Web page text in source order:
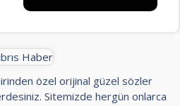
Haber
özel orijinal güzel sözler
Sitemizde hergün onlarca